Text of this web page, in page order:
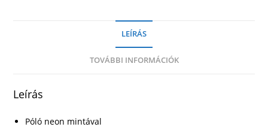
LEÍRÁS
TOVÁBBI INFORMÁCIÓK
Leírás
Póló neon mintával